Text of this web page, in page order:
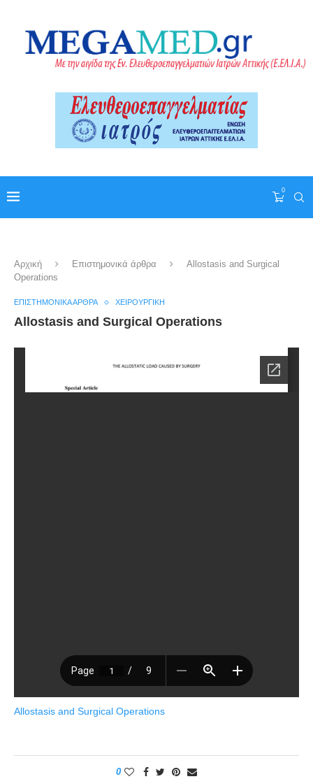
0
Αρχική Επιστημονικά άρθρα
Allostasis and Surgical
Operations
ΕΠΙΣΤΗΜΟΝΙΚΆ ΆΡΘΡΑ ΧΕΙΡΟΥΡΓΙΚΉ
Allostasis and Surgical Operations
Allostasis and Surgical Operations
0